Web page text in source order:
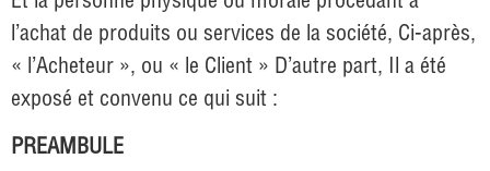
l’achat de produits ou services de la société, Ci-après,
« l’Acheteur », ou « le Client » D’autre part, Il a été
exposé et convenu ce qui suit :
PREAMBULE